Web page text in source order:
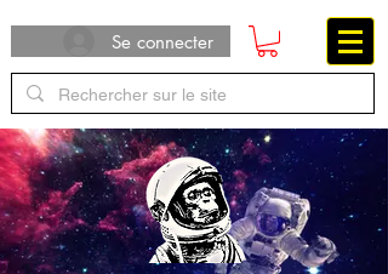
Se connecter